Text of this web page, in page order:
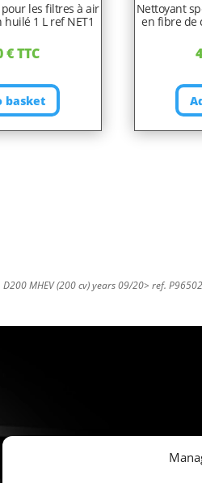
les filtres à air
1 L ref NET1
€ TTC
basket
Nettoyant
en fibre de
D200 MHEV (200 cv) years 09/20> ref.